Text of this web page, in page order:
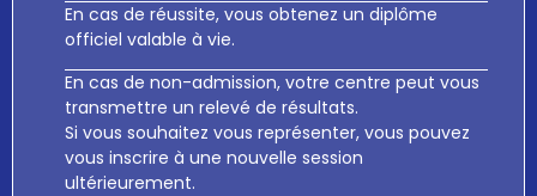
En cas de réussite, vous obtenez undiplôme
officiel valable à vie.
En cas de non-admission, votre centre peut vous
transmettre unrelevé de résultats.
Si vous souhaitez vous représenter, vous pouvez
vous inscrire à une nouvelle session
ultérieurement.